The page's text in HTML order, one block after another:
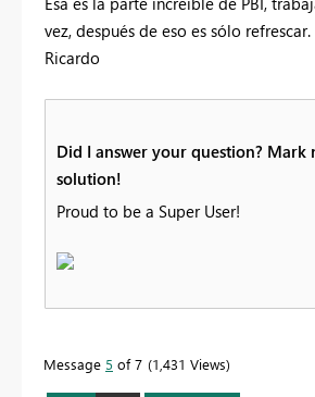
vez, después de eso es sólo refrescar.
Ricardo
Did I answer your question? Mark
solution!
Proud to be a Super User!
Message 5 of 7 1,431 Views